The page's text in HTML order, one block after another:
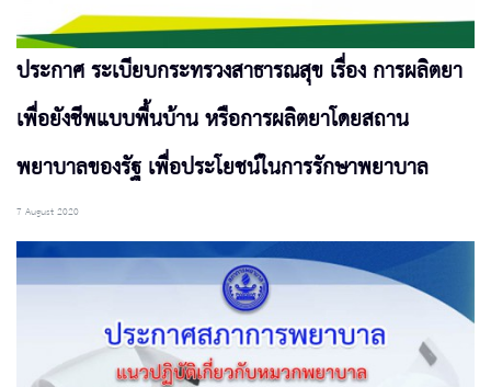
ประกาศ ระเบียบกระทรวงสาธารณสุข เรื่อง การผลิตยา
เพื่อยังชีพแบบพื้นบ้าน หรือการผลิตยาโดยสถาน
พยาบาลของรัฐ เพื่อประโยชน์ในการรักษาพยาบาล
7 August 2020